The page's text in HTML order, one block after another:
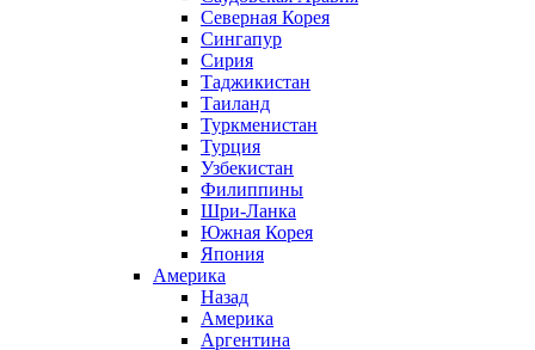
Северная Корея
Сингапур
Сирия
Таджикистан
Таиланд
Туркменистан
Турция
Узбекистан
Филиппины
Шри-Ланка
Южная Корея
Япония
Америка
Назад
Америка
Аргентина